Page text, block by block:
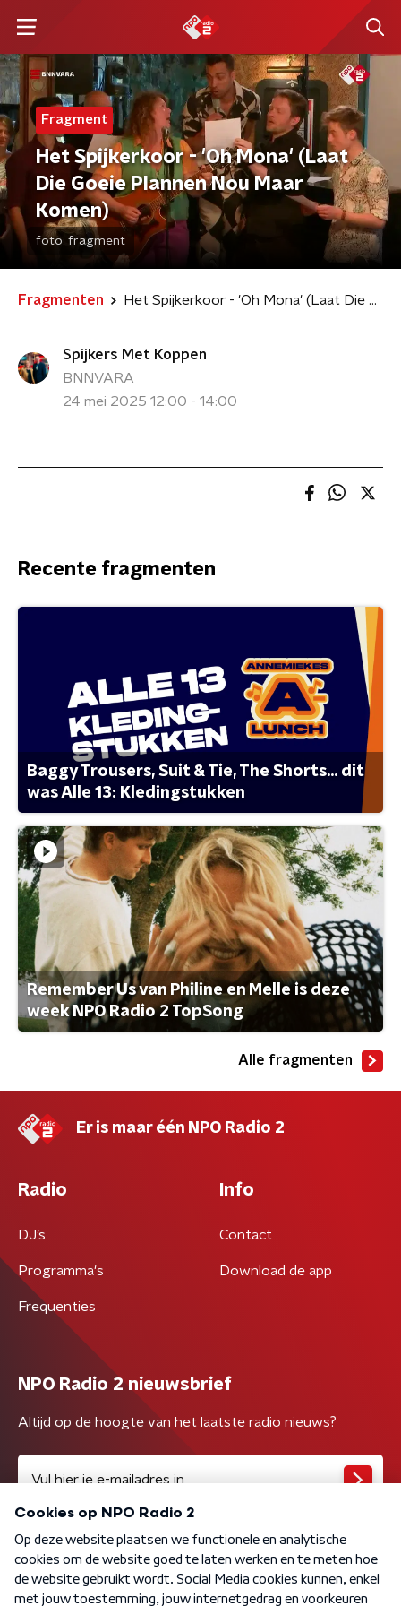
Fragment
Het Spijkerkoor - 'Oh Mona' (Laat
Die Goeie Plannen Nou Maar
Komen)
foto: fragment
Fragmenten Het Spijkerkoor - 'Oh Mona' (Laat Die Goeie Plannen Nou Maar Komen)
Spijkers Met Koppen
BNNVARA
24 mei 2025 12:00 - 14:00
Recente fragmenten
Baggy Trousers, Suit & Tie, The Shorts... dit
was Alle 13: Kledingstukken
Remember Us van Philine en Melle is deze
week NPO Radio 2 TopSong
Alle fragmenten
Er is maar één NPO Radio 2
Radio
DJ’s
Programma's
Frequenties
Info
Contact
Download de app
NPO Radio 2 nieuwsbrief
Altijd op de hoogte van het laatste radio nieuws?
Algemene voorwaarden